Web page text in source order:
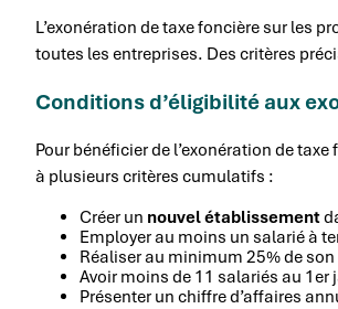
L’exonération de taxe foncière sur les
toutes les entreprises. Des critères
Conditions d’éligibilité aux
Pour bénéficier de l’exonération de
à plusieurs critères cumulatifs :
Créer un nouvel établissement
Employer au moins un salarié à
Réaliser au minimum 25% de
Avoir moins de 11 salariés au 1er
Présenter un chiffre d’affaires